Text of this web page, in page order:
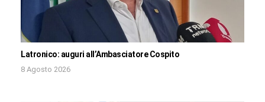
Latronico: auguri all’Ambasciatore Cospito
8 Agosto 2026